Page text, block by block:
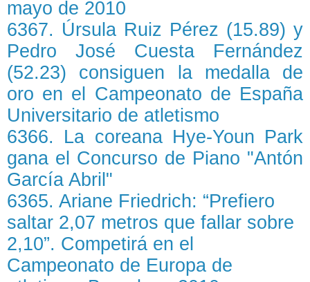
mayo de 2010
6367. Úrsula Ruiz Pérez (15.89) y
Pedro José Cuesta Fernández
(52.23) consiguen la medalla de
oro en el Campeonato de España
Universitario de atletismo
6366. La coreana Hye-Youn Park
gana el Concurso de Piano "Antón
García Abril"
6365. Ariane Friedrich: “Prefiero
saltar 2,07 metros que fallar sobre
2,10”. Competirá en el
Campeonato de Europa de